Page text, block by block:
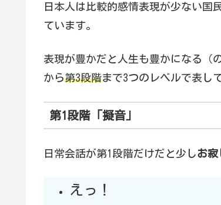
日本人は比較的感情表現が少ない国
ています。
表現が豊かだと人生も豊かになる（
から第3段階まで3つのレベルで表し
第1段階「擬音」
日常会話が第1段階だけだと少しお寂
えっ！